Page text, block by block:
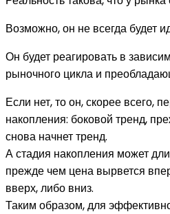
Возможно, он не всегда будет
Он будет реагировать в
рыночного цикла и
Если нет, то он, скорее всего,
накопления: боковой тренд,
снова начнет тренд.
А стадия накопления может
прежде чем цена вырвется
вверх, либо вниз.
Таким образом, для